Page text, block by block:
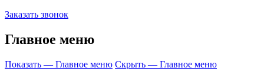
Заказать звонок
Главное меню
Показать — Главное меню Скрыть — Главное меню